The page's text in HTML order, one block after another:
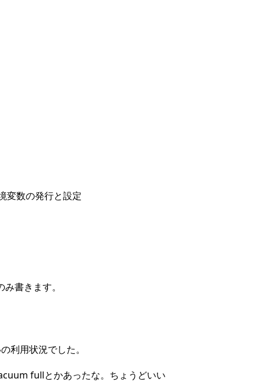
変数の発行と設定
書きます。
利用状況でした。
fullとかあったな。ちょうどいい